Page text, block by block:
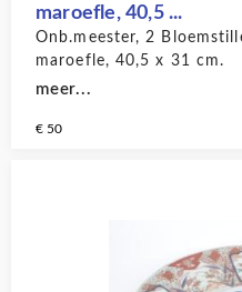
maroefle, 40,5 ...
Onb.meester, 2
maroefle, 40,5 x 31 cm.
meer...
€ 50